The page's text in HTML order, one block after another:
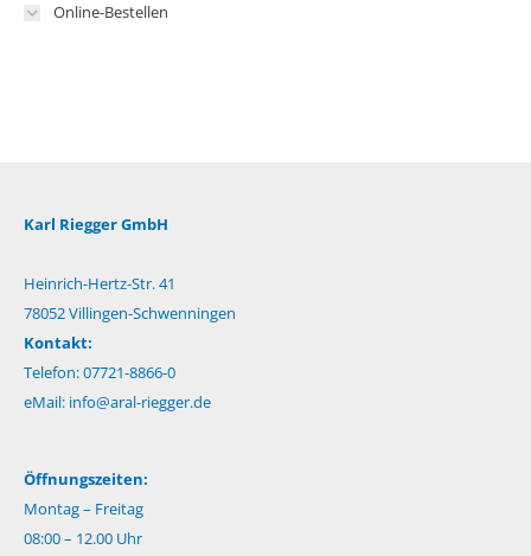
Online-Bestellen
Karl Riegger GmbH
Heinrich-Hertz-Str. 41
78052 Villingen-Schwenningen
Kontakt:
Telefon: 07721-8866-0
eMail: info@aral-riegger.de
Öffnungszeiten:
Montag – Freitag
08:00 – 12.00 Uhr